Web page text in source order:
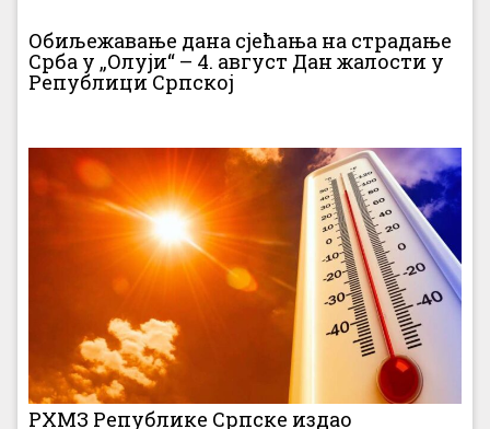
Обиљежавање дана сјећања на страдање
Срба у „Олуји“ – 4. август Дан жалости у
Републици Српској
РХМЗ Републике Српске издао